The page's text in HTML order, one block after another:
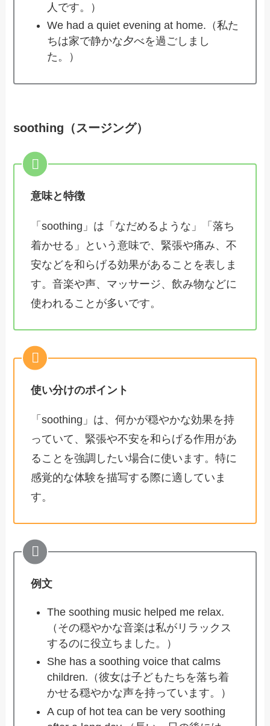
人です。）
We had a quiet evening at home.（私た
ちは家で静かな夕べを過ごしまし
た。）
soothing（スージング）
意味と特徴
「soothing」は「なだめるような」「落ち
着かせる」という意味で、緊張や痛み、不
安などを和らげる効果があることを表しま
す。音楽や声、マッサージ、飲み物などに
使われることが多いです。
使い分けのポイント
「soothing」は、何かが穏やかな効果を持
っていて、緊張や不安を和らげる作用があ
ることを強調したい場合に使います。特に
感覚的な体験を描写する際に適していま
す。
例文
The soothing music helped me relax.
（その穏やかな音楽は私がリラックス
するのに役立ちました。）
She has a soothing voice that calms
children.（彼女は子どもたちを落ち着
かせる穏やかな声を持っています。）
A cup of hot tea can be very soothing